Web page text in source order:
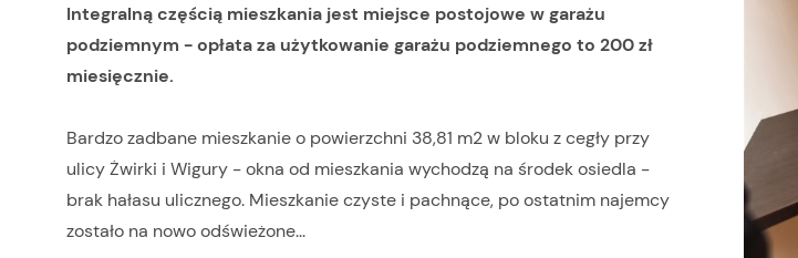
Integralną częścią mieszkania jest miejsce postojowe w garażu
podziemnym - opłata za użytkowanie garażu podziemnego to 200 zł
miesięcznie.
Bardzo zadbane mieszkanie o powierzchni 38,81 m2 w bloku z cegły przy
ulicy Żwirki i Wigury - okna od mieszkania wychodzą na środek osiedla -
brak hałasu ulicznego. Mieszkanie czyste i pachnące, po ostatnim najemcy
zostało na nowo odświeżone...